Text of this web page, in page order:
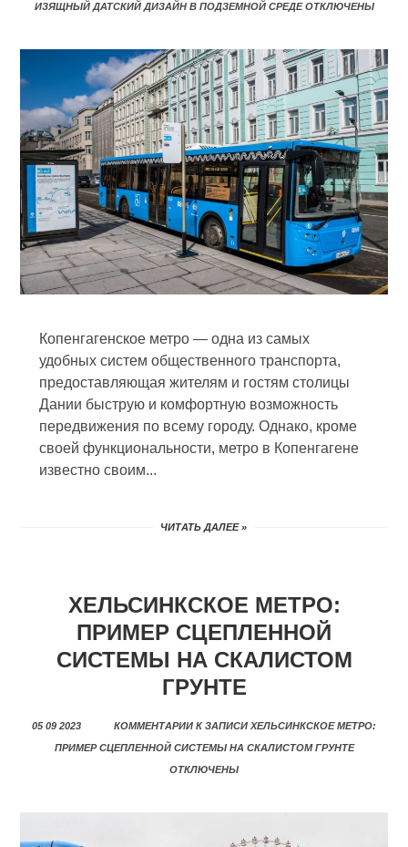
ИЗЯЩНЫЙ ДАТСКИЙ ДИЗАЙН В ПОДЗЕМНОЙ СРЕДЕОТКЛЮЧЕНЫ
Копенгагенское метро — одна из самых
удобных систем общественного транспорта,
предоставляющая жителям и гостям столицы
Дании быструю и комфортную возможность
передвижения по всему городу. Однако, кроме
своей функциональности, метро в Копенгагене
известно своим...
ЧИТАТЬ ДАЛЕЕ »
ХЕЛЬСИНКСКОЕ МЕТРО:
ПРИМЕР СЦЕПЛЕННОЙ
СИСТЕМЫ НА СКАЛИСТОМ
ГРУНТЕ
05 09 2023 КОММЕНТАРИИ К ЗАПИСИ ХЕЛЬСИНКСКОЕ МЕТРО:
ПРИМЕР СЦЕПЛЕННОЙ СИСТЕМЫ НА СКАЛИСТОМ ГРУНТЕ
ОТКЛЮЧЕНЫ